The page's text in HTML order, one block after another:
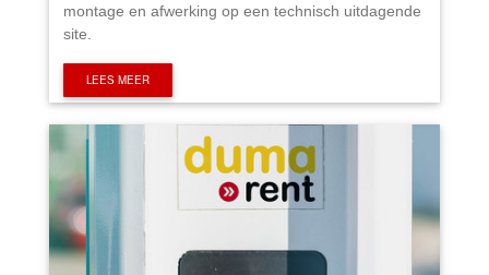
montage en afwerking op een technisch uitdagende
site.
LEES MEER